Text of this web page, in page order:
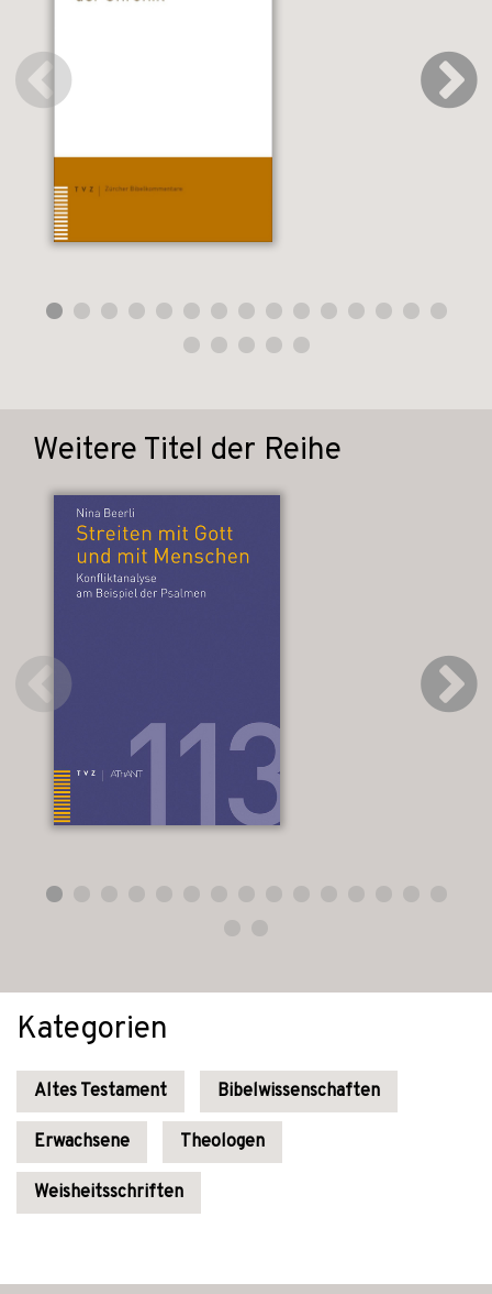
Weitere Titel der Reihe
Kategorien
Altes Testament Bibelwissenschaften
Erwachsene Theologen
Weisheitsschriften